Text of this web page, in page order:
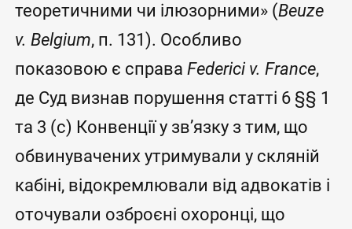
теоретичними чи ілюзорними» (Beuze
v. Belgium, п. 131). Особливо
показовою є справаFederici v. France,
де Суд визнав порушення статті 6 §§ 1
та 3 (с) Конвенції у зв’язку з тим, що
обвинувачених утримували у скляній
кабіні, відокремлювали від адвокатів і
оточували озброєні охоронці, що